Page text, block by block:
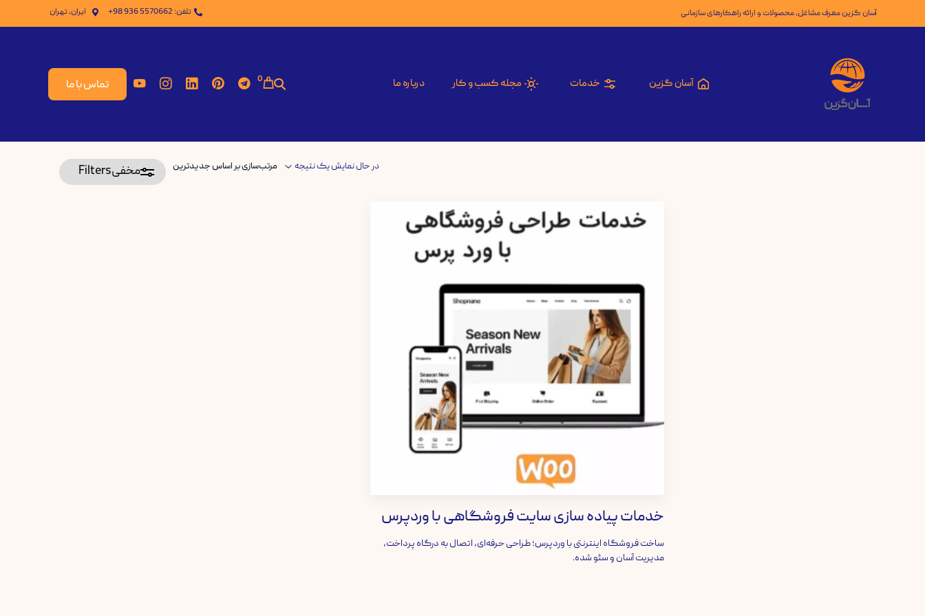
آسان گزین معرف مشاغل، محصولات و ارائه راهکارهای سازمانی تلفن: 5570662 936 98+ ایران، تهران
آسان گزین خدمات مجله کسب و کار درباره ما 0 تماس با ما
مخفیFilters در حال نمایش یک نتیجه
خدمات پیاده سازی سایت فروشگاهی با وردپرس
ساخت فروشگاه اینترنتی با وردپرس؛ طراحی حرفه‌ای، اتصال به درگاه پرداخت،
مدیریت آسان و سئو شده.